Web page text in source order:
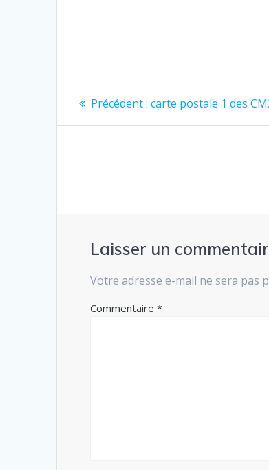
Navigation
de
Précédent : Article
carte postale 1 des
Laisser un
Votre adresse e-mail ne sera pas
Commentaire*